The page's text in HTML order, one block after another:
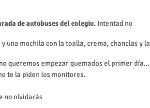
de autobuses del colegio. Intentad no
una mochila con la toalla, crema, chanclas y la
queremos empezar quemados el primer día...
te la piden los monitores.
no olvidarás